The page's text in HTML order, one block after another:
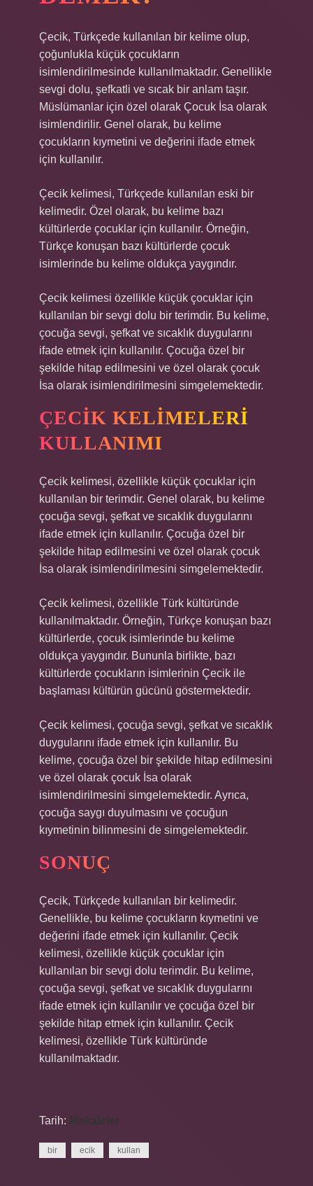
Çecik, Türkçede kullanılan bir kelime olup,
çoğunlukla küçük çocukların
isimlendirilmesinde kullanılmaktadır. Genellikle
sevgi dolu, şefkatli ve sıcak bir anlam taşır.
Müslümanlar için özel olarak Çocuk İsa olarak
isimlendirilir. Genel olarak, bu kelime
çocukların kıymetini ve değerini ifade etmek
için kullanılır.
Çecik kelimesi, Türkçede kullanılan eski bir
kelimedir. Özel olarak, bu kelime bazı
kültürlerde çocuklar için kullanılır. Örneğin,
Türkçe konuşan bazı kültürlerde çocuk
isimlerinde bu kelime oldukça yaygındır.
Çecik kelimesi özellikle küçük çocuklar için
kullanılan bir sevgi dolu bir terimdir. Bu kelime,
çocuğa sevgi, şefkat ve sıcaklık duygularını
ifade etmek için kullanılır. Çocuğa özel bir
şekilde hitap edilmesini ve özel olarak çocuk
İsa olarak isimlendirilmesini simgelemektedir.
ÇECIK KELIMELERI
KULLANIMI
Çecik kelimesi, özellikle küçük çocuklar için
kullanılan bir terimdir. Genel olarak, bu kelime
çocuğa sevgi, şefkat ve sıcaklık duygularını
ifade etmek için kullanılır. Çocuğa özel bir
şekilde hitap edilmesini ve özel olarak çocuk
İsa olarak isimlendirilmesini simgelemektedir.
Çecik kelimesi, özellikle Türk kültüründe
kullanılmaktadır. Örneğin, Türkçe konuşan bazı
kültürlerde, çocuk isimlerinde bu kelime
oldukça yaygındır. Bununla birlikte, bazı
kültürlerde çocukların isimlerinin Çecik ile
başlaması kültürün gücünü göstermektedir.
Çecik kelimesi, çocuğa sevgi, şefkat ve sıcaklık
duygularını ifade etmek için kullanılır. Bu
kelime, çocuğa özel bir şekilde hitap edilmesini
ve özel olarak çocuk İsa olarak
isimlendirilmesini simgelemektedir. Ayrıca,
çocuğa saygı duyulmasını ve çocuğun
kıymetinin bilinmesini de simgelemektedir.
SONUÇ
Çecik, Türkçede kullanılan bir kelimedir.
Genellikle, bu kelime çocukların kıymetini ve
değerini ifade etmek için kullanılır. Çecik
kelimesi, özellikle küçük çocuklar için
kullanılan bir sevgi dolu terimdir. Bu kelime,
çocuğa sevgi, şefkat ve sıcaklık duygularını
ifade etmek için kullanılır ve çocuğa özel bir
şekilde hitap etmek için kullanılır. Çecik
kelimesi, özellikle Türk kültüründe
kullanılmaktadır.
Tarih: Makaleler
bir ecik kullan